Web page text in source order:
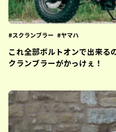
スクランブラー ヤマハ
これ全部ボルトオンで出来る
クランブラーがかっけぇ！